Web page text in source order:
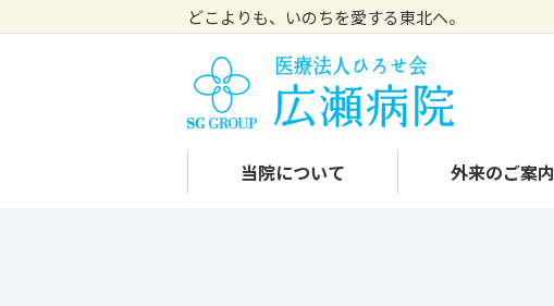
どこよりも、いのちを愛する東北へ。
当院について 外来のご案内